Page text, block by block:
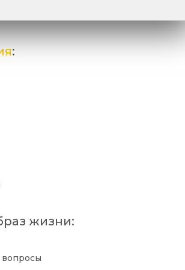
:
жизни:
вопросы